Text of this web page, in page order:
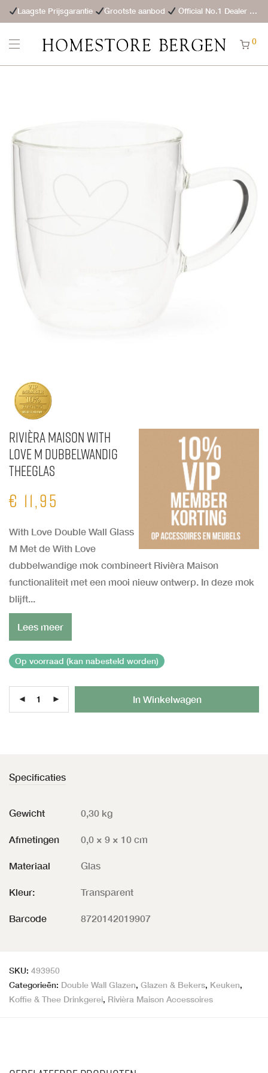
Laagste Prijsgarantie Grootste aanbod Official No.1 Dealer
0
Rivièra Maison With
Love M Dubbelwandig
Theeglas
€ 11,95
With Love Double Wall Glass
M Met de With Love
dubbelwandige mok combineert Rivièra Maison
functionaliteit met een mooi nieuw ontwerp. In deze mok
blijft...
Lees meer
Op voorraad (kan nabesteld worden)
In Winkelwagen
Specificaties
Gewicht 0,30 kg
Afmetingen 0,0 × 9 × 10 cm
Materiaal Glas
Kleur: Transparent
Barcode 8720142019907
SKU: 493950
Categorieën: Double Wall Glazen, Glazen & Bekers, Keuken,
Koffie & Thee Drinkgerei, Rivièra Maison Accessoires